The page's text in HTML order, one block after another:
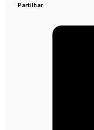
Partilhar